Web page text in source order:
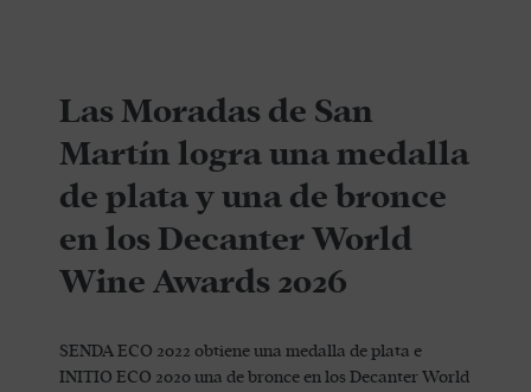
Las Moradas de San
Martín logra una medalla
de plata y una de bronce
en los Decanter World
Wine Awards 2026
SENDA ECO 2022 obtiene una medalla de plata e
INITIO ECO 2020 una de bronce en los Decanter World